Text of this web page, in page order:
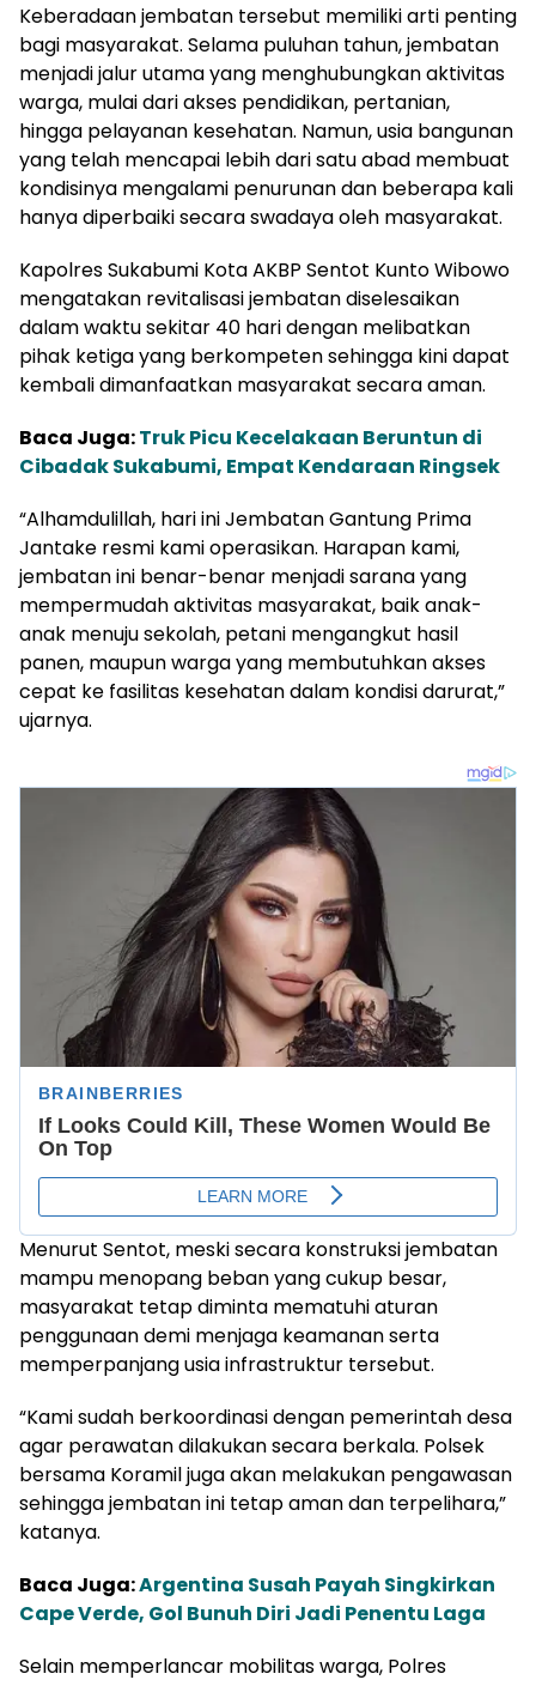
Keberadaan jembatan tersebut memiliki arti penting
bagi masyarakat. Selama puluhan tahun, jembatan
menjadi jalur utama yang menghubungkan aktivitas
warga, mulai dari akses pendidikan, pertanian,
hingga pelayanan kesehatan. Namun, usia bangunan
yang telah mencapai lebih dari satu abad membuat
kondisinya mengalami penurunan dan beberapa kali
hanya diperbaiki secara swadaya oleh masyarakat.
Kapolres Sukabumi Kota AKBP Sentot Kunto Wibowo
mengatakan revitalisasi jembatan diselesaikan
dalam waktu sekitar 40 hari dengan melibatkan
pihak ketiga yang berkompeten sehingga kini dapat
kembali dimanfaatkan masyarakat secara aman.
Baca Juga:Truk Picu Kecelakaan Beruntun di
Cibadak Sukabumi, Empat Kendaraan Ringsek
“Alhamdulillah, hari ini Jembatan Gantung Prima
Jantake resmi kami operasikan. Harapan kami,
jembatan ini benar-benar menjadi sarana yang
mempermudah aktivitas masyarakat, baik anak-
anak menuju sekolah, petani mengangkut hasil
panen, maupun warga yang membutuhkan akses
cepat ke fasilitas kesehatan dalam kondisi darurat,”
ujarnya.
Menurut Sentot, meski secara konstruksi jembatan
mampu menopang beban yang cukup besar,
masyarakat tetap diminta mematuhi aturan
penggunaan demi menjaga keamanan serta
memperpanjang usia infrastruktur tersebut.
“Kami sudah berkoordinasi dengan pemerintah desa
agar perawatan dilakukan secara berkala. Polsek
bersama Koramil juga akan melakukan pengawasan
sehingga jembatan ini tetap aman dan terpelihara,”
katanya.
Baca Juga:Argentina Susah Payah Singkirkan
Cape Verde, Gol Bunuh Diri Jadi Penentu Laga
Selain memperlancar mobilitas warga, Polres